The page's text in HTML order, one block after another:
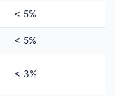
< 5%
< 5%
< 3%